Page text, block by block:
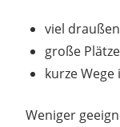
viel
große
kurze
Weniger